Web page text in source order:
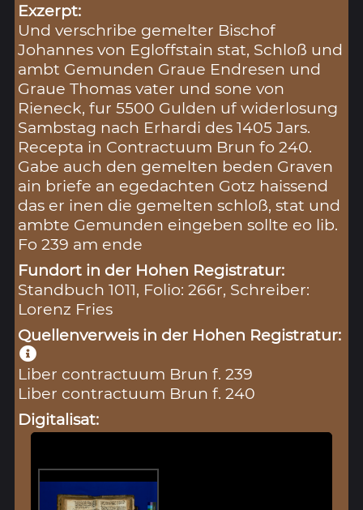
Exzerpt:
Und verschribe gemelter Bischof
Johannes von Egloffstain stat, Schloß und
ambt Gemunden Graue Endresen und
Graue Thomas vater und sone von
Rieneck, fur 5500 Gulden uf widerlosung
Sambstag nach Erhardi des 1405 Jars.
Recepta in Contractuum Brun fo 240.
Gabe auch den gemelten beden Graven
ain briefe an egedachten Gotz haissend
das er inen die gemelten schloß, stat und
ambte Gemunden eingeben sollte eo lib.
Fo 239 am ende
Fundort in der Hohen Registratur:
Standbuch 1011, Folio: 266r, Schreiber:
Lorenz Fries
Quellenverweis in der Hohen Registratur:
Liber contractuum Brun f. 239
Liber contractuum Brun f. 240
Digitalisat: